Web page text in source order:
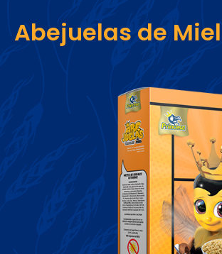
Abejuelas de Miel